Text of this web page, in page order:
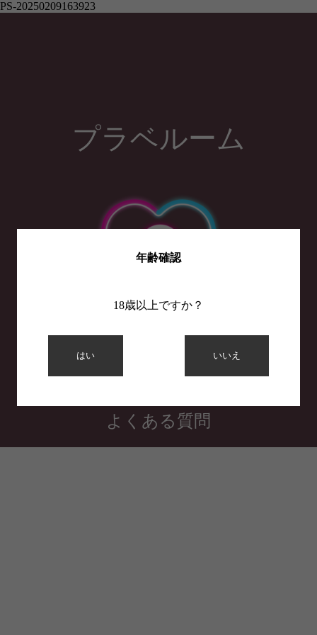
年齢確認
18歳以上ですか？
はい いいえ
PS-20250209163923
プラベルーム
利用規約
プライバシーポリシー
よくある質問